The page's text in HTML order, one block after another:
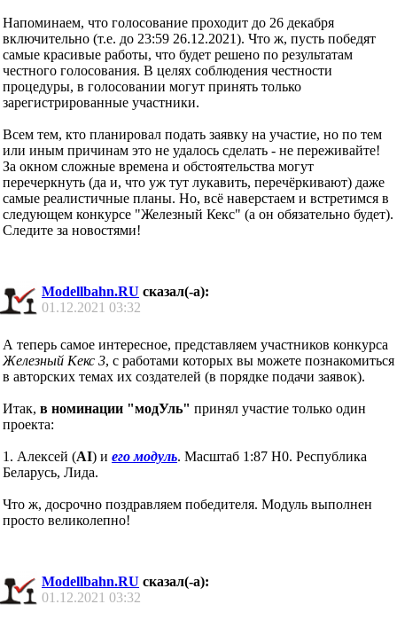
Напоминаем, что голосование проходит до 26 декабря
включительно (т.е. до 23:59 26.12.2021). Что ж, пусть победят
самые красивые работы, что будет решено по результатам
честного голосования. В целях соблюдения честности
процедуры, в голосовании могут принять только
зарегистрированные участники.
Всем тем, кто планировал подать заявку на участие, но по тем
или иным причинам это не удалось сделать - не переживайте!
За окном сложные времена и обстоятельства могут
перечеркнуть (да и, что уж тут лукавить, перечёркивают) даже
самые реалистичные планы. Но, всё наверстаем и встретимся в
следующем конкурсе "Железный Кекс" (а он обязательно будет).
Cледите за новостями!
Modellbahn.RU сказал(-а):
01.12.2021 03:32
А теперь самое интересное, представляем участников конкурса
Железный Кекс 3, с работами которых вы можете познакомиться
в авторских темах их создателей (в порядке подачи заявок).
Итак, в номинации "модУль" принял участие только один
проекта:
1. Алексей (AI) и его модуль. Масштаб 1:87 H0. Республика
Беларусь, Лида.
Что ж, досрочно поздравляем победителя. Модуль выполнен
просто великолепно!
Modellbahn.RU сказал(-а):
01.12.2021 03:32